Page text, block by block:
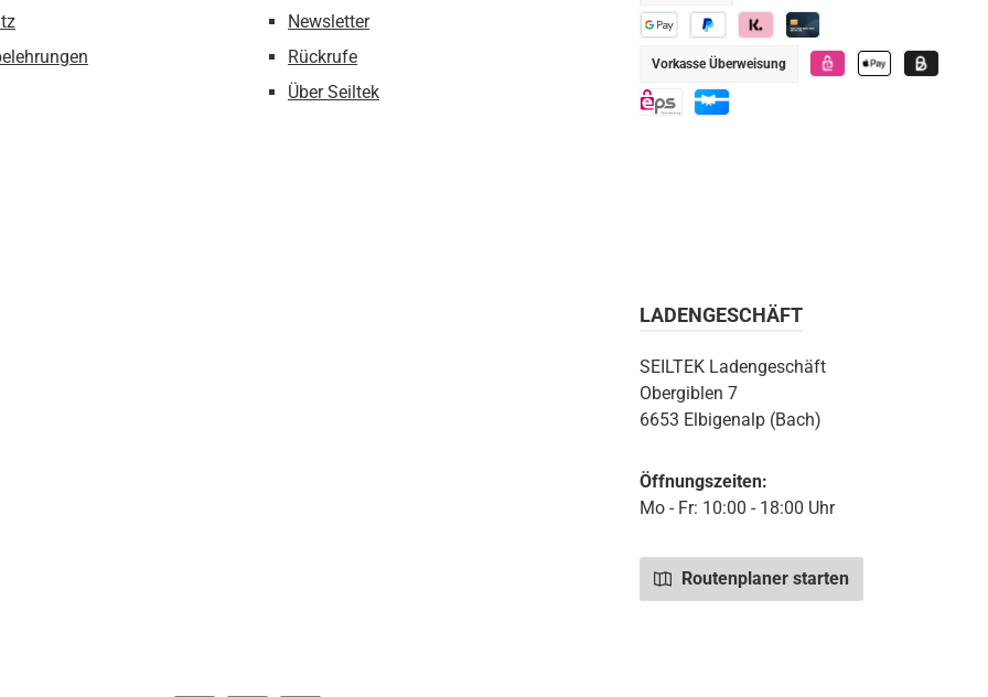
Newsletter
Rückrufe
Über Seiltek
PayPal Kredit-/Debitkarte
Vorkasse Überweisung
Kredit- oder Debitkarte
Google Pay
LADENGESCHÄFT
SEILTEK Ladengeschäft
Obergiblen 7
6653 Elbigenalp (Bach)
Öffnungszeiten:
Mo - Fr: 10:00 - 18:00 Uhr
Routenplaner starten